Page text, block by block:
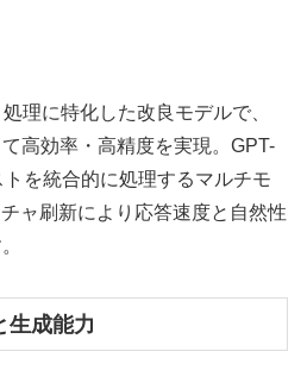
理に特化した改良モデルで、
高効率・高精度を実現。GPT-
を統合的に処理するマルチモ
ャ刷新により応答速度と自然性
生成能力